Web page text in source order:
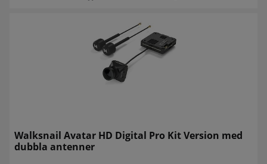
Walksnail Avatar HD Digital Pro Kit Version med
dubbla antenner